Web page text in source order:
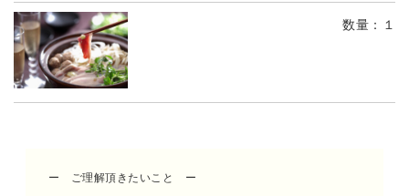
数量 ：１
ー ご理解頂きたいこと ー